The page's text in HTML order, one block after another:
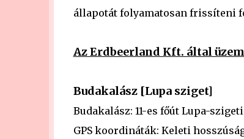
állapotát folyamatosan frissíteni
Az Erdbeerland Kft. által
Budakalász [Lupa sziget]
Budakalász: 11-es főút Lupa-
GPS koordináták: Keleti